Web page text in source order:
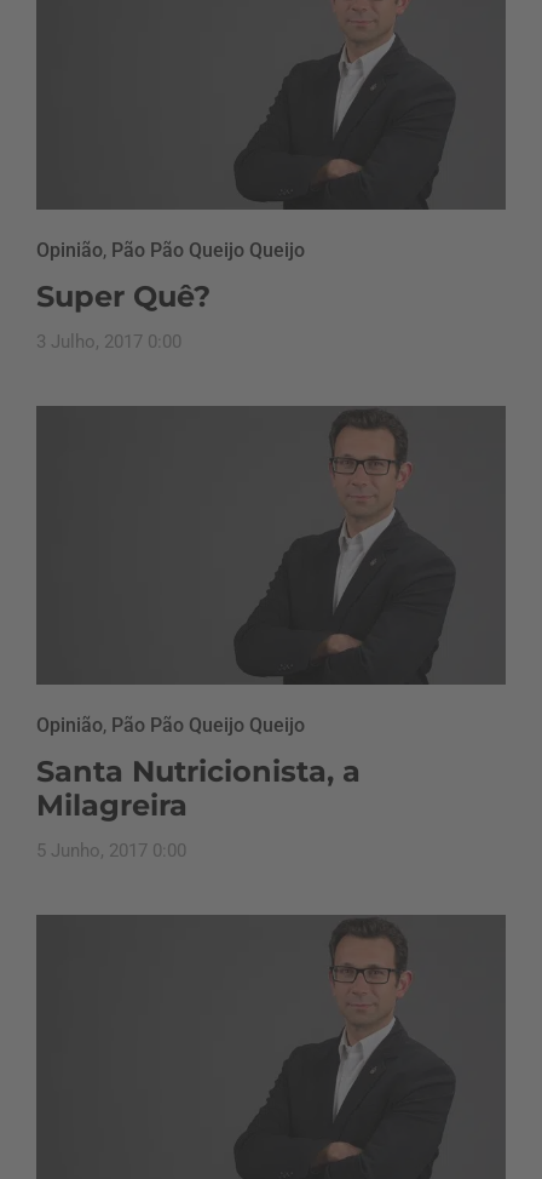
Opinião, Pão Pão Queijo Queijo
Super Quê?
3 Julho, 2017 0:00
Opinião, Pão Pão Queijo Queijo
Santa Nutricionista, a
Milagreira
5 Junho, 2017 0:00